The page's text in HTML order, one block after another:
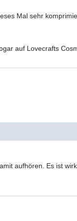
Mal sehr
auf Lovecrafts
aufhören. Es ist